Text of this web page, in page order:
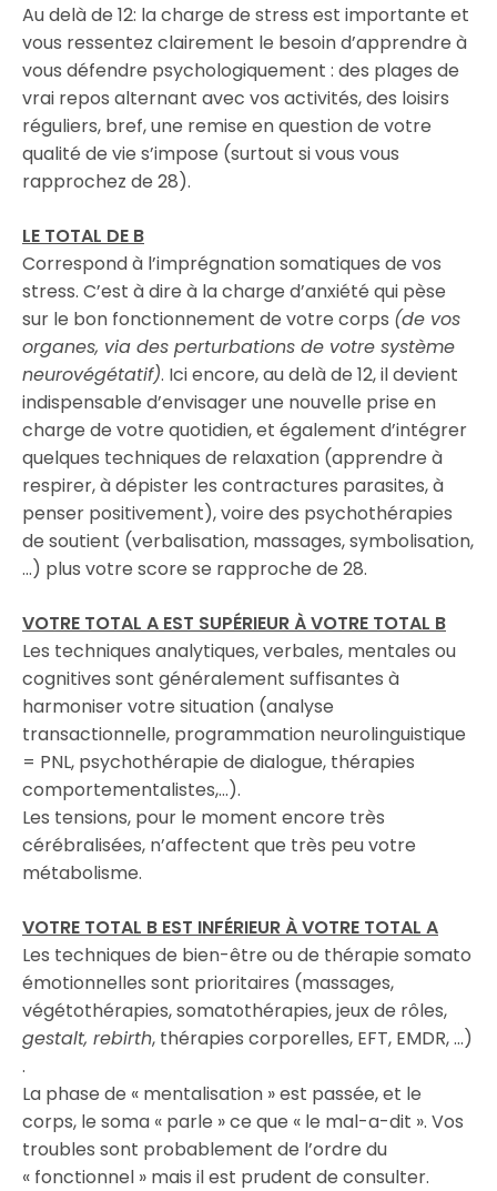
Au delà de 12: la charge de stress est importante et
vous ressentez clairement le besoin d’apprendre à
vous défendre psychologiquement : des plages de
vrai repos alternant avec vos activités, des loisirs
réguliers, bref, une remise en question de votre
qualité de vie s’impose (surtout si vous vous
rapprochez de 28).
LE TOTAL DE B
Correspond à l’imprégnation somatiques de vos
stress. C’est à dire à la charge d’anxiété qui pèse
sur le bon fonctionnement de votre corps (de vos
organes, via des perturbations de votre système
neurovégétatif). Ici encore, au delà de 12, il devient
indispensable d’envisager une nouvelle prise en
charge de votre quotidien, et également d’intégrer
quelques techniques de relaxation (apprendre à
respirer, à dépister les contractures parasites, à
penser positivement), voire des psychothérapies
de soutient (verbalisation, massages, symbolisation,
…) plus votre score se rapproche de 28.
VOTRE TOTAL A EST SUPÉRIEUR À VOTRE TOTAL B
Les techniques analytiques, verbales, mentales ou
cognitives sont généralement suffisantes à
harmoniser votre situation (analyse
transactionnelle, programmation neurolinguistique
= PNL, psychothérapie de dialogue, thérapies
comportementalistes,…).
Les tensions, pour le moment encore très
cérébralisées, n’affectent que très peu votre
métabolisme.
VOTRE TOTAL B EST INFÉRIEUR À VOTRE TOTAL A
Les techniques de bien-être ou de thérapie somato
émotionnelles sont prioritaires (massages,
végétothérapies, somatothérapies, jeux de rôles,
gestalt, rebirth, thérapies corporelles, EFT, EMDR, …)
.
La phase de « mentalisation » est passée, et le
corps, le soma « parle » ce que « le mal-a-dit ». Vos
troubles sont probablement de l’ordre du
« fonctionnel » mais il est prudent de consulter.